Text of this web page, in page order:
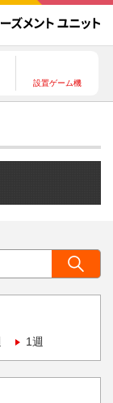
設置ゲーム機
1週